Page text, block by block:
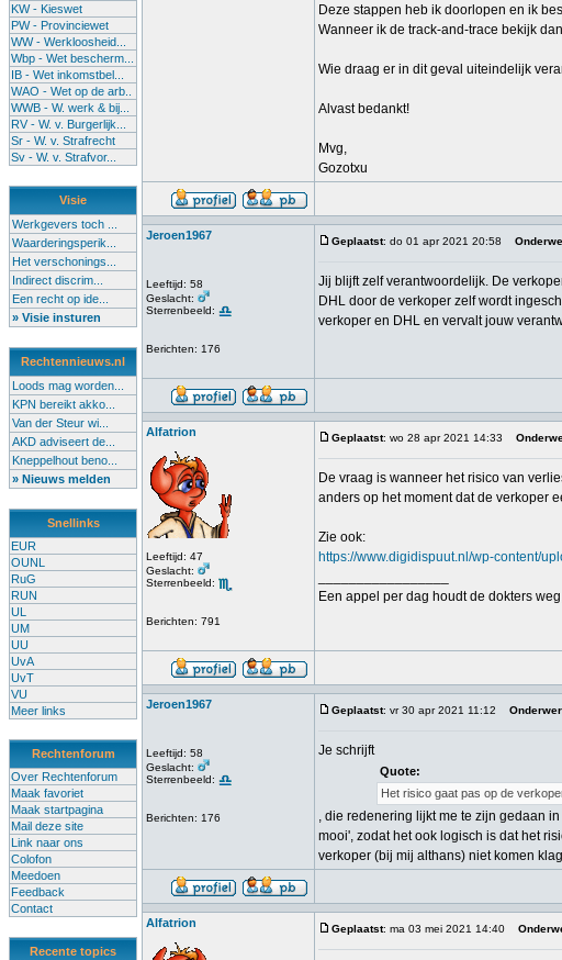
KW - Kieswet
PW - Provinciewet
WW - Werkloosheid...
Wbp - Wet bescherm...
IB - Wet inkomstbel...
WAO - Wet op de arb..
WWB - W. werk & bij...
RV - W. v. Burgerlijk...
Sr - W. v. Strafrecht
Sv - W. v. Strafvor...
Visie
Werkgevers toch ...
Waarderingsperik...
Het verschonings...
Indirect discrim...
Een recht op ide...
» Visie insturen
Rechtennieuws.nl
Loods mag worden...
KPN bereikt akko...
Van der Steur wi...
AKD adviseert de...
Kneppelhout beno...
» Nieuws melden
Snellinks
EUR
OUNL
RuG
RUN
UL
UM
UU
UvA
UvT
VU
Meer links
Rechtenforum
Over Rechtenforum
Maak favoriet
Maak startpagina
Mail deze site
Link naar ons
Colofon
Meedoen
Feedback
Contact
Recente topics
Deze stappen heb ik doorlopen en ik
Wanneer ik de track-and-trace bekijk
Wie draag er in dit geval uiteindelijk
Alvast bedankt!
Mvg,
Gozotxu
Jeroen1967
Leeftijd: 58
Geslacht:
Sterrenbeeld:
Berichten: 176
Geplaatst: do 01 apr 2021 20:58
Jij blijft zelf verantwoordelijk. De
DHL door de verkoper zelf wordt
verkoper en DHL en vervalt jouw
Alfatrion
Leeftijd: 47
Geslacht:
Sterrenbeeld:
Berichten: 791
Geplaatst: wo 28 apr 2021 14:33
De vraag is wanneer het risico van
anders op het moment dat de verkoper
Zie ook:
https://www.digidispuut.nl/wp-content/
Een appel per dag houdt de dokters
Jeroen1967
Leeftijd: 58
Geslacht:
Sterrenbeeld:
Berichten: 176
Geplaatst: vr 30 apr 2021 11:12
Je schrijft
Quote:
Het risico gaat pas op de
, die redenering lijkt me te zijn gedaan
mooi', zodat het ook logisch is dat het
verkoper (bij mij althans) niet komen
Alfatrion Geplaatst: ma 03 mei 2021 14:40